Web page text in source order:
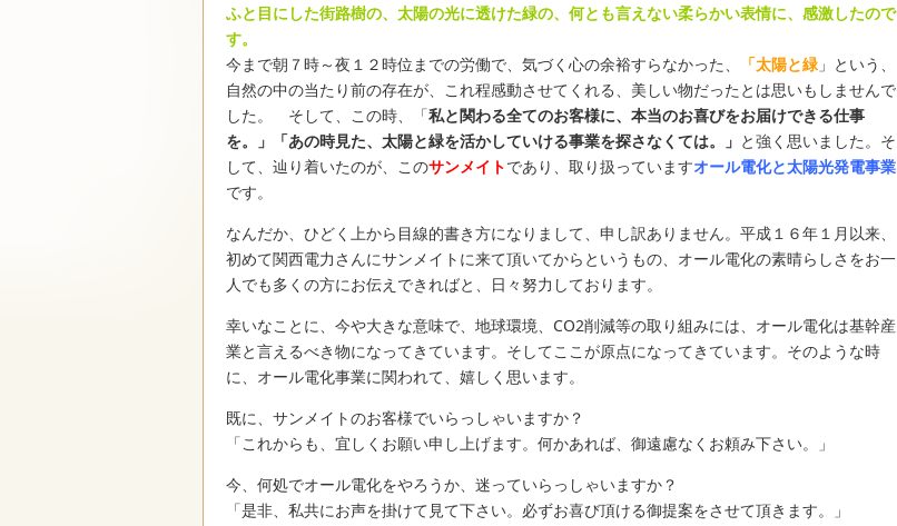
ふと目にした街路樹の、太陽の光に透けた緑の、何とも言えない柔らかい表情に、感激したので
す。
今まで朝７時～夜１２時位までの労働で、気づく心の余裕すらなかった、
「太陽と緑 」という、
自然の中の当たり前の存在が、これ程感動させてくれる、美しい物だったとは思いもしませんで
した。 そして、この時、「私と関わる全てのお客様に、本当のお喜びをお届けできる仕事
を。」「あの時見た、太陽と緑を活かしていける事業を探さなくては。」 と強く思いました。そ
して、辿り着いたのが、このサンメイトであり、取り扱っていますオール電化と太陽光発電事業
です。
なんだか、ひどく上から目線的書き方になりまして、申し訳ありません。平成１６年１月以来、
初めて関西電力さんにサンメイトに来て頂いてからというもの、オール電化の素晴らしさをお一
人でも多くの方にお伝えできればと、日々努力しております。
幸いなことに、今や大きな意味で、地球環境、CO2削減等の取り組みには、オール電化は基幹産
業と言えるべき物になってきています。そしてここが原点になってきています。そのような時
に、オール電化事業に関われて、嬉しく思います。
既に、サンメイトのお客様でいらっしゃいますか？
「これからも、宜しくお願い申し上げます。何かあれば、御遠慮なくお頼み下さい。」
今、何処でオール電化をやろうか、迷っていらっしゃいますか？
「是非、私共にお声を掛けて見て下さい。必ずお喜び頂ける御提案をさせて頂きます。」